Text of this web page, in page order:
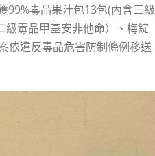
99%毒品果汁包13包(內含三級
級毒品甲基安非他命）、梅錠
依違反毒品危害防制條例移送